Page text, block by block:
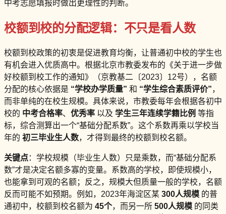
中考志愿填报时做出更理性的判断。
校额到校的分配逻辑：不只是看人数
校额到校政策的初衷是促进教育均衡，让普通初中校的学生也
有机会进入优质高中。根据北京市教委发布的《关于进一步做
好校额到校工作的通知》（京教基二〔2023〕12号），名额
分配的核心依据是 “学校办学质量” 和 “学生综合素质评价”，
而非单纯的在校生规模。具体来说，市教委每年会根据各初中
校的 中考合格率、 优秀率 以及 学生三年连续学籍比例 等指
标，综合测算出一个“基础分配系数”。这个系数再乘以学校当
年的 初三毕业生人数，才得到最终的校额到校名额。
关键点：学校规模（毕业生人数）只是乘数，而“基础分配系
数”才是决定名额多寡的变量。系数高的学校，即使规模小，
也能拿到可观的名额；反之，规模大但质量一般的学校，名额
反而可能不如预期。例如，2023年海淀区某 300人规模 的普
通初中，校额到校名额为 45个，而另一所 500人规模 的同类